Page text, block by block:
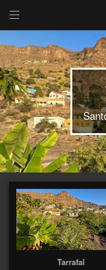
Tarrafal